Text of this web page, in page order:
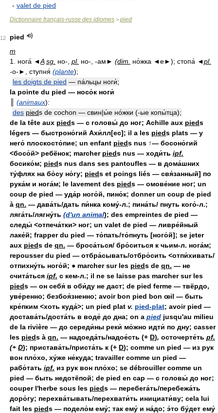
- valet de pied
Dictionnaire français-russe des idiomes > pied
12
pied
m
1. нога́ ◄A sg. но-, pl. но-, -ам► (dim. но́жка ◄е►); стопа́ ◄pl.
-о-►, ступня́ (plante);
les doigts de pied — па́льцы ноги́;
la pointe du pied — носо́к ноги́
(animaux):
des pieds de cochon — свин|ы́е но́жки (-ые копы́тца);
de la tête aux pieds — с головы́ до ног; Achille aux pieds
légers — быстроно́гий Ахи́лл[ес]; il a les pieds plats — у
него́ плоскосто́пие; un enfant pieds nus ↑— босоно́гий
<босо́й> ребёнок; marcher pieds nus — ходи́ть ipf.
босико́м; pieds nus dans ses pantoufles — в дома́шних
ту́флях на бо́су но́гу; pieds et poings liés — свя́занный] по
рука́м и нога́м; le lavement des pieds — омове́ние ног; un
coup de pied — уда́р ного́й, пино́к; donner un coup de pied
à qn. — дава́ть/дать пи́нка кому́-л.; пина́ть/ пнуть кого́-л.;
ляга́ть/лягну́ть (d'un animal); des empreintes de pied —
следы́ <отпеча́тки> ног; un valet de pied — ливре́йный
лаке́й; frapper du pied — то́пать/то́пнуть [ного́й]; se jeter
aux pieds de qn. — броса́ться/ бро́ситься к чьим-л. нога́м;
repousser du pied — отбра́сывать/отбро́сить <отпи́хивать/
отпихну́ть ного́й; ● marcher sur les pieds de qn. — не
счита́ться ipf. с кем-л.; il ne se laisse pas marcher sur les
pieds — он себя́ в оби́ду не даст; de pied ferme — твёрдо,
уве́ренно; безбоя́зненно; avoir bon pied bon œil — быть
кре́пким <хоть куда́>; un pied plat v. pied-plat; avoir pied —
достава́ть/доста́ть в воде́ до дна; on a pied jusqu'au milieu
de la rivière — до середи́ны реки́ мо́жно идти́ по дну; casser
les pieds à qn. — надоеда́ть/надое́сть (+ D), осточерте́ть pf.
(+ D); пристава́ть/приста́ть к (+ D); comme un pied — из рук
вон пло́хо, ху́же не́куда; travailler comme un pied —
рабо́тать ipf. из рук вон пло́хо; se débrouiller comme un
pied — быть недотёпой; de pied en cap — с головы́ до ног;
couper l'herbe sous les pieds — перебега́ть/перебежа́ть
доро́гу; перехва́тывать/перехвати́ть инициати́ву; cela lui
fait les pieds — подело́м ему́; так ему́ и на́до; э́то бу́дет ему́